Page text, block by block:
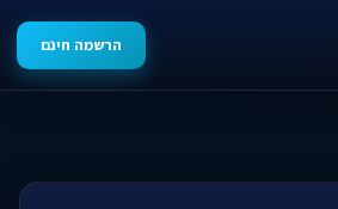
הרשמה חינם